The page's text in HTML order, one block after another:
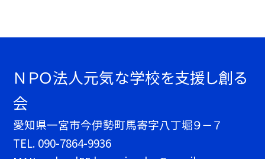
ＮＰＯ法人元気な学校を支援し創る
会
愛知県一宮市今伊勢町馬寄字八丁堀９－７
TEL. 090-7864-9936